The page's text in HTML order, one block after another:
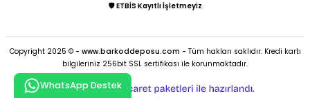
🛡️ ETBİS Kayıtlı İşletmeyiz
Copyright 2025 © - www.barkoddeposu.com - Tüm hakları saklıdır. Kredi kartı
bilgileriniz 256bit SSL sertifikası ile korunmaktadır.
WhatsApp Destekideasoft
e-